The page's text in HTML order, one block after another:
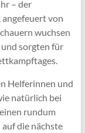
– der
von
wuchsen
sorgten für
Helferinnen und
natürlich bei
rundum
die nächste